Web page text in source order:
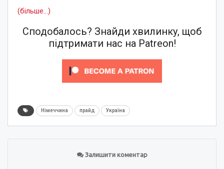
(більше…)
Сподобалось? Знайди хвилинку, щоб
підтримати нас на Patreon!
Німеччина прайд Україна
Залишити коментар